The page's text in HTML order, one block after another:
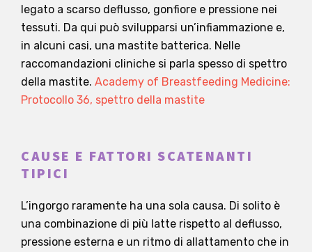
legato a scarso deflusso, gonfiore e pressione nei
tessuti. Da qui può svilupparsi un’infiammazione e,
in alcuni casi, una mastite batterica. Nelle
raccomandazioni cliniche si parla spesso di spettro
della mastite. Academy of Breastfeeding Medicine:
Protocollo 36, spettro della mastite
CAUSE E FATTORI SCATENANTI
TIPICI
L’ingorgo raramente ha una sola causa. Di solito è
una combinazione di più latte rispetto al deflusso,
pressione esterna e un ritmo di allattamento che in